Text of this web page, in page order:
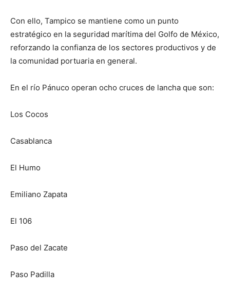
Con ello, Tampico se mantiene como un punto
estratégico en la seguridad marítima del Golfo de México,
reforzando la confianza de los sectores productivos y de
la comunidad portuaria en general.
En el río Pánuco operan ocho cruces de lancha que son:
Los Cocos
Casablanca
El Humo
Emiliano Zapata
El 106
Paso del Zacate
Paso Padilla